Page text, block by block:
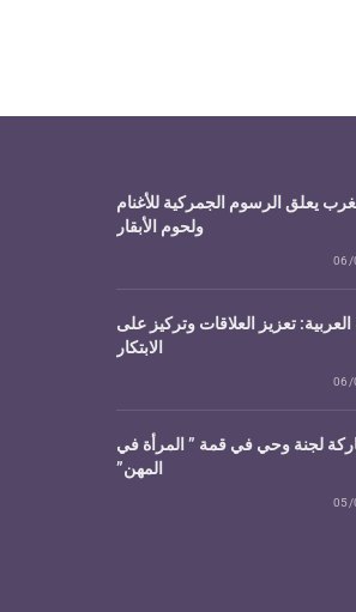
يعلق الرسوم الجمركية للأغنام
ولحوم الأبقار
06/
العربية: تعزيز العلاقات وتركيز على
الابتكار
06/
لجنة وحي في قمة ” المرأة في
المهن”
05/